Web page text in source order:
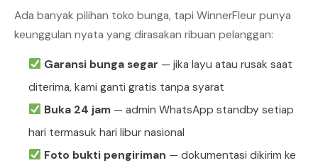
Ada banyak pilihan toko bunga, tapi WinnerFleur punya
keunggulan nyata yang dirasakan ribuan pelanggan:
Garansi bunga segar — jika layu atau rusak saat
diterima, kami ganti gratis tanpa syarat
Buka 24 jam— admin WhatsApp standby setiap
hari termasuk hari libur nasional
Foto bukti pengiriman — dokumentasi dikirim ke